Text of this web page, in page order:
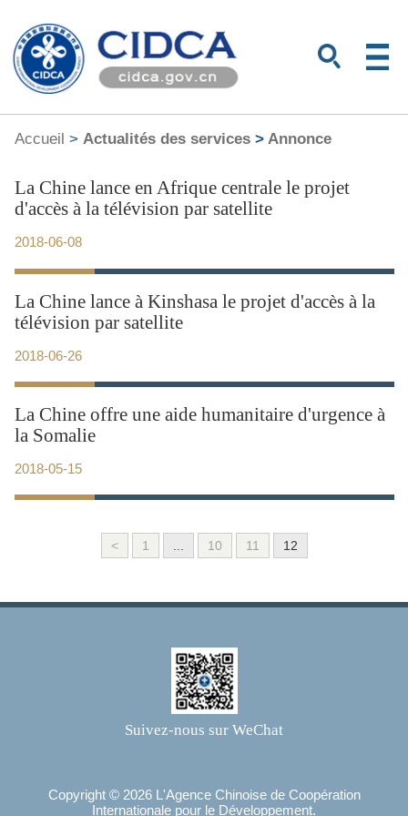
Accueil > Actualités des services> Annonce
2018-06-08
La Chine lance en Afrique centrale le projet
d'accès à la télévision par satellite
2018-06-26
La Chine lance à Kinshasa le projet d'accès à la
télévision par satellite
2018-05-15
La Chine offre une aide humanitaire d'urgence à
la Somalie
< 1 ... 10 11 12
Suivez-nous sur WeChat
Copyright © 2026 L'Agence Chinoise de Coopération
Internationale pour le Développement.